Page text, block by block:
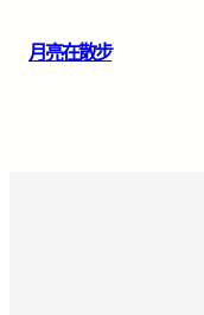
月亮在散步